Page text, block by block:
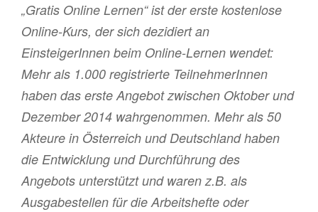
„Gratis Online Lernen“ ist der erste kostenlose
Online-Kurs, der sich dezidiert an
EinsteigerInnen beim Online-Lernen wendet:
Mehr als 1.000 registrierte TeilnehmerInnen
haben das erste Angebot zwischen Oktober und
Dezember 2014 wahrgenommen. Mehr als 50
Akteure in Österreich und Deutschland haben
die Entwicklung und Durchführung des
Angebots unterstützt und waren z.B. als
Ausgabestellen für die Arbeitshefte oder